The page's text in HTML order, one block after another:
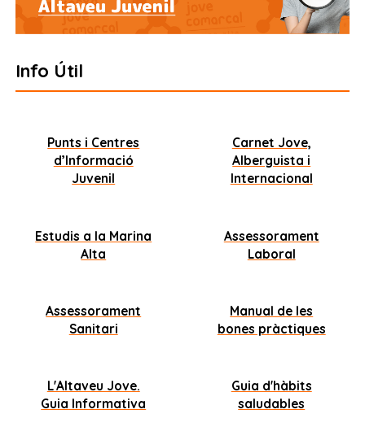
Info Útil
Punts i Centres
d’Informació
Juvenil
Carnet Jove,
Alberguista i
Internacional
Estudis a la Marina
Alta
Assessorament
Laboral
Assessorament
Sanitari
Manual de les
bones pràctiques
L'Altaveu Jove.
Guia Informativa
Guia d'hàbits
saludables